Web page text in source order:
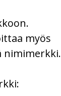
myös
nimimerkki.